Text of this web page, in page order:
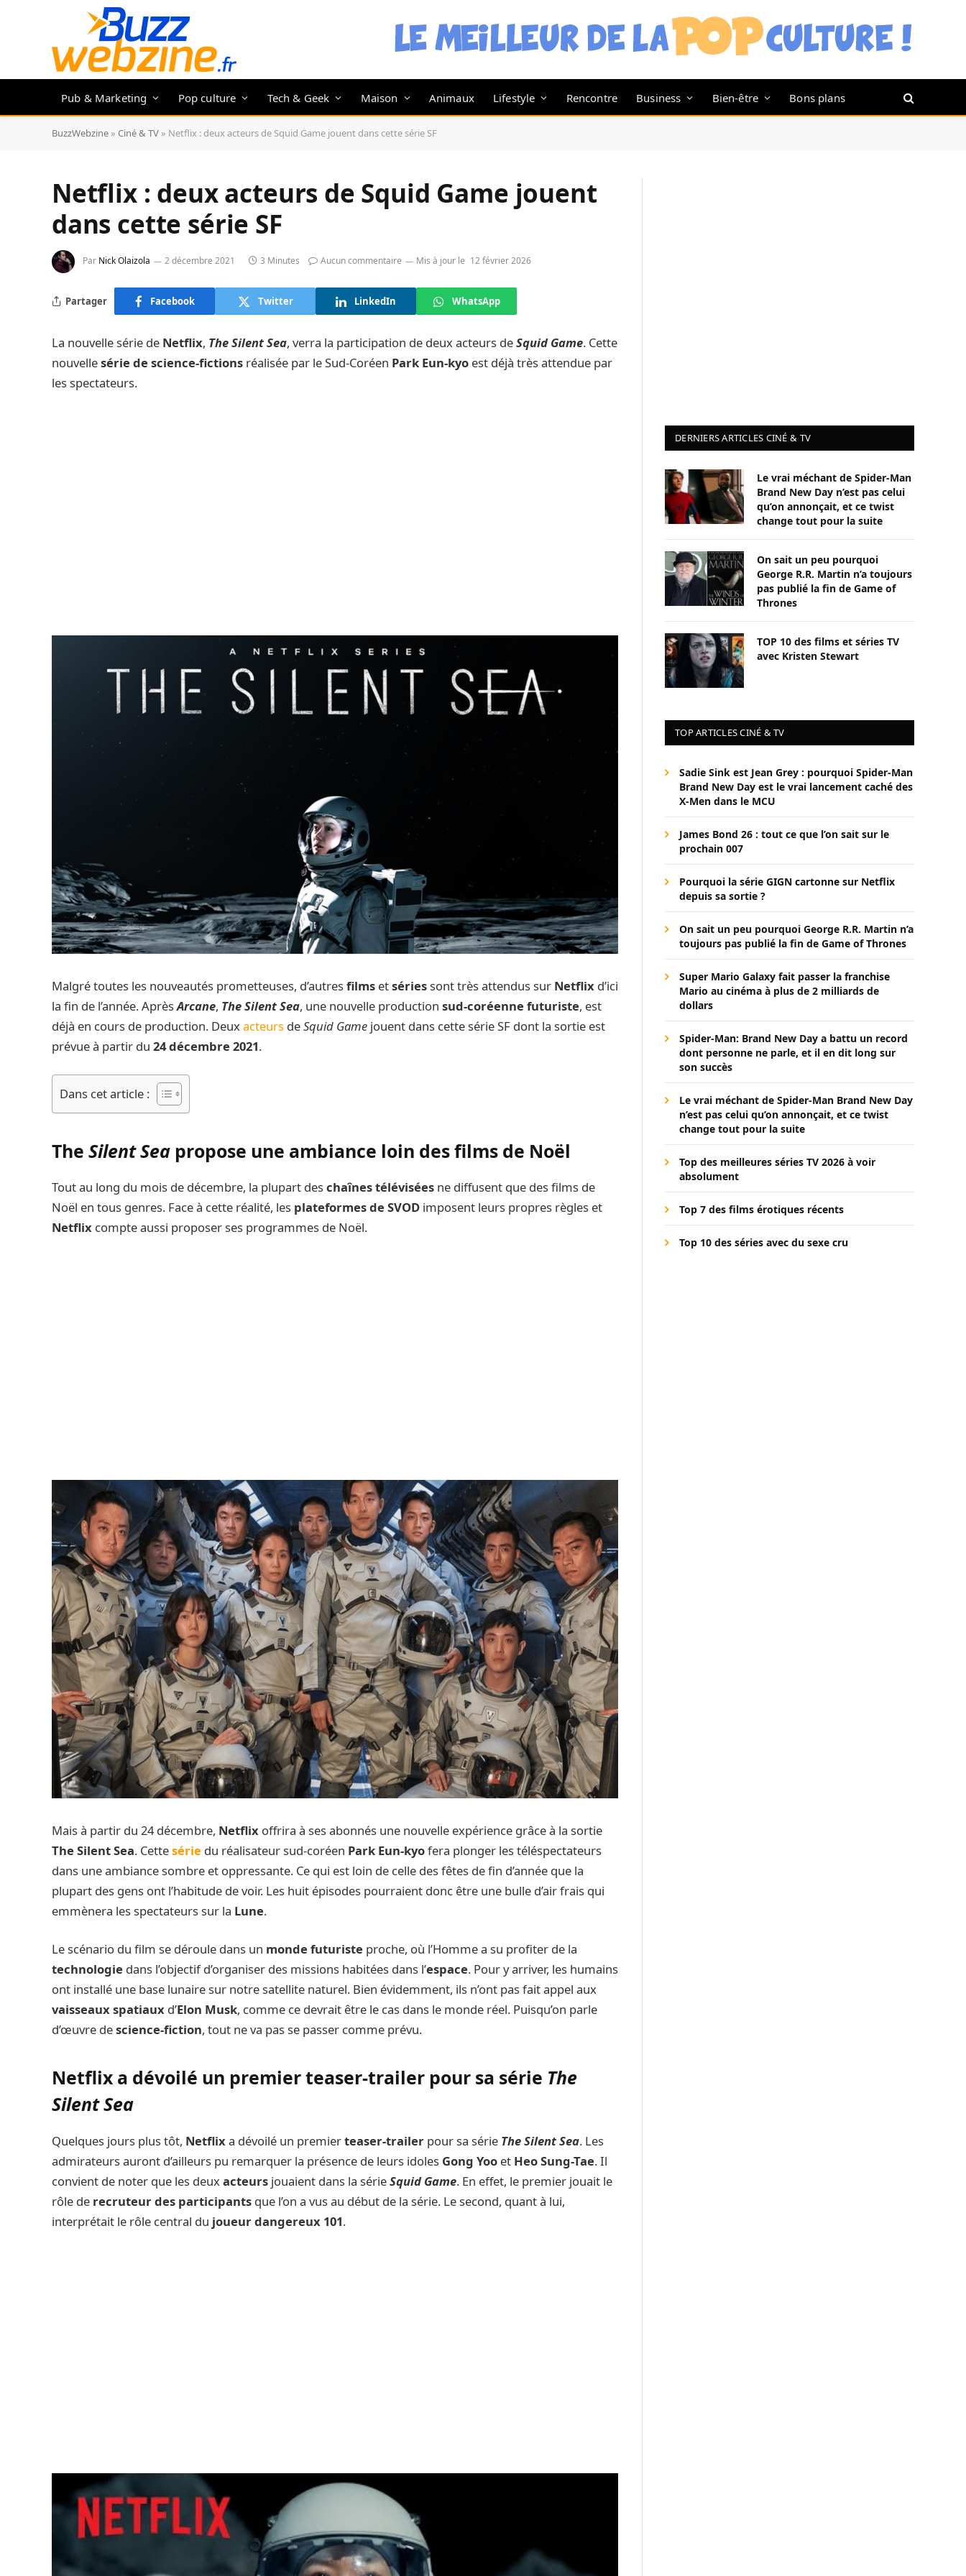
Pub & Marketing Pop culture Tech & Geek Maison Animaux Lifestyle Rencontre Business Bien-être Bons plans
BuzzWebzine » Ciné & TV » Netflix : deux acteurs de Squid Game jouent dans cette série SF
Netflix : deux acteurs de Squid Game jouent
dans cette série SF
Par Nick Olaizola 2 décembre 2021 3 Minutes Aucun commentaire Mis à jour le 12 février 2026
Partager Facebook Twitter LinkedIn WhatsApp
La nouvelle série de Netflix, The Silent Sea, verra la participation de deux acteurs deSquid Game. Cette
nouvellesérie de science-fictions réalisée par le Sud-Coréen Park Eun-kyo est déjà très attendue par
les spectateurs.
Malgré toutes les nouveautés prometteuses, d’autresfilms etsériessont très attendus sur Netflix d’ici
la fin de l’année. AprèsArcane, The Silent Sea, une nouvelle production sud-coréenne futuriste, est
déjà en cours de production. Deux acteurs deSquid Game jouent dans cette série SF dont la sortie est
prévue à partir du 24 décembre 2021.
Dans cet article :
The Silent Sea propose une ambiance loin des films de Noël
Tout au long du mois de décembre, la plupart deschaînes télévisées ne diffusent que des films de
Noël en tous genres. Face à cette réalité, les plateformes de SVOD imposent leurs propres règles et
Netflix compte aussi proposer ses programmes de Noël.
Mais à partir du 24 décembre, Netflix offrira à ses abonnés une nouvelle expérience grâce à la sortie
The Silent Sea. Cettesérie du réalisateur sud-coréen Park Eun-kyofera plonger les téléspectateurs
dans une ambiance sombre et oppressante. Ce qui est loin de celle des fêtes de fin d’année que la
plupart des gens ont l’habitude de voir. Les huit épisodes pourraient donc être une bulle d’air frais qui
emmènera les spectateurs sur la Lune.
Le scénario du film se déroule dans un monde futuriste proche, où l’Homme a su profiter de la
technologie dans l’objectif d’organiser des missions habitées dans l’espace. Pour y arriver, les humains
ont installé une base lunaire sur notre satellite naturel. Bien évidemment, ils n’ont pas fait appel aux
vaisseaux spatiaux d’Elon Musk, comme ce devrait être le cas dans le monde réel. Puisqu’on parle
d’œuvre descience-fiction, tout ne va pas se passer comme prévu.
Netflix a dévoilé un premier teaser-trailer pour sa série The
Silent Sea
Quelques jours plus tôt, Netflixa dévoilé un premierteaser-trailer pour sa série The Silent Sea. Les
admirateurs auront d’ailleurs pu remarquer la présence de leurs idoles Gong Yoo et Heo Sung-Tae. Il
convient de noter que les deuxacteurs jouaient dans la sérieSquid Game. En effet, le premier jouait le
rôle de recruteur des participants que l’on a vus au début de la série. Le second, quant à lui,
interprétait le rôle central du joueur dangereux 101.
DERNIERS ARTICLES CINÉ & TV
Le vrai méchant de Spider-Man
Brand New Day n’est pas celui
qu’on annonçait, et ce twist
change tout pour la suite
On sait un peu pourquoi
George R.R. Martin n’a toujours
pas publié la fin de Game of
Thrones
TOP 10 des films et séries TV
avec Kristen Stewart
TOP ARTICLES CINÉ & TV
Sadie Sink est Jean Grey : pourquoi Spider-Man
Brand New Day est le vrai lancement caché des
X-Men dans le MCU
James Bond 26 : tout ce que l’on sait sur le
prochain 007
Pourquoi la série GIGN cartonne sur Netflix
depuis sa sortie ?
On sait un peu pourquoi George R.R. Martin n’a
toujours pas publié la fin de Game of Thrones
Super Mario Galaxy fait passer la franchise
Mario au cinéma à plus de 2 milliards de
dollars
Spider-Man: Brand New Day a battu un record
dont personne ne parle, et il en dit long sur
son succès
Le vrai méchant de Spider-Man Brand New Day
n’est pas celui qu’on annonçait, et ce twist
change tout pour la suite
Top des meilleures séries TV 2026 à voir
absolument
Top 7 des films érotiques récents
Top 10 des séries avec du sexe cru